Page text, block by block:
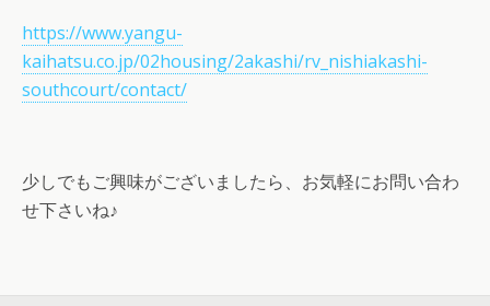
https://www.yangu-
kaihatsu.co.jp/02housing/2akashi/rv_nishiakashi-
southcourt/contact/
少しでもご興味がございましたら、お気軽にお問い合わ
せ下さいね♪